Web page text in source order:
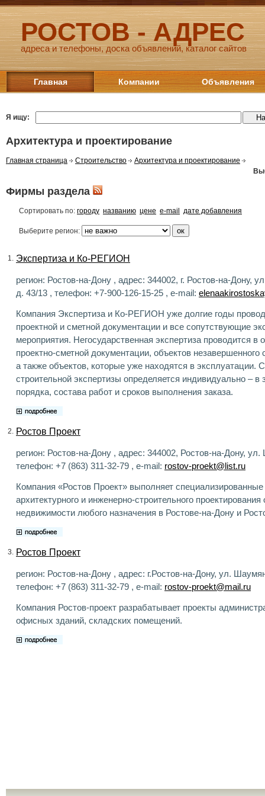
РОСТОВ - АДРЕС
адреса и телефоны, доска объявлений, каталог сайтов
Главная Компании Объявления
Я ищу:
Архитектура и проектирование
Главная страница Строительство
Архитектура и проектирование
Фирмы раздела
Сортировать по: городу названию цене e-mail дате добавления
Выберите регион:
1. Экспертиза и Ко-РЕГИОН
регион: Ростов-на-Дону , адрес: 344002, г. Ростов-на-Дону,
д. 43/13 , телефон: +7-900-126-15-25 , e-mail:
Компания Экспертиза и Ко-РЕГИОН уже долгие годы
проектной и сметной документации и все сопутствующие
мероприятия. Негосударственная экспертиза проводится в
проектно-сметной документации, объектов незавершенного
а также объектов, которые уже находятся в эксплуатации.
строительной экспертизы определяется индивидуально – в
порядка, состава работ и сроков выполнения заказа.
2. Ростов Проект
регион: Ростов-на-Дону , адрес: 344002, Ростов-на-Дону,
телефон: +7 (863) 311-32-79 , e-mail: rostov-proekt@list.ru
Компания «Ростов Проект» выполняет специализированные
архитектурного и инженерно-строительного проектирования
недвижимости любого назначения в Ростове-на-Дону и
3. Ростов Проект
регион: Ростов-на-Дону , адрес: г.Ростов-на-Дону, ул.
телефон: +7 (863) 311-32-79 , e-mail: rostov-proekt@mail.ru
Компания Ростов-проект разрабатывает проекты
офисных зданий, складских помещений.